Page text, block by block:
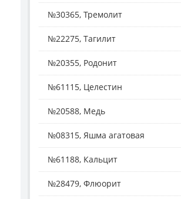
№30365, Тремолит
№22275, Тагилит
№20355, Родонит
№61115, Целестин
№20588, Медь
№08315, Яшма агатовая
№61188, Кальцит
№28479, Флюорит